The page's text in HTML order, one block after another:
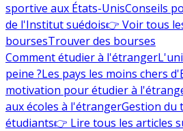
sportive aux États-UnisConseils
de l'Institut suédois👉 Voir tous
boursesTrouver des bourses
Comment étudier à l'étranger
peine ?Les pays les moins chers
motivation pour étudier à
aux écoles à l'étrangerGestion du
étudiants👉 Lire tous les articles